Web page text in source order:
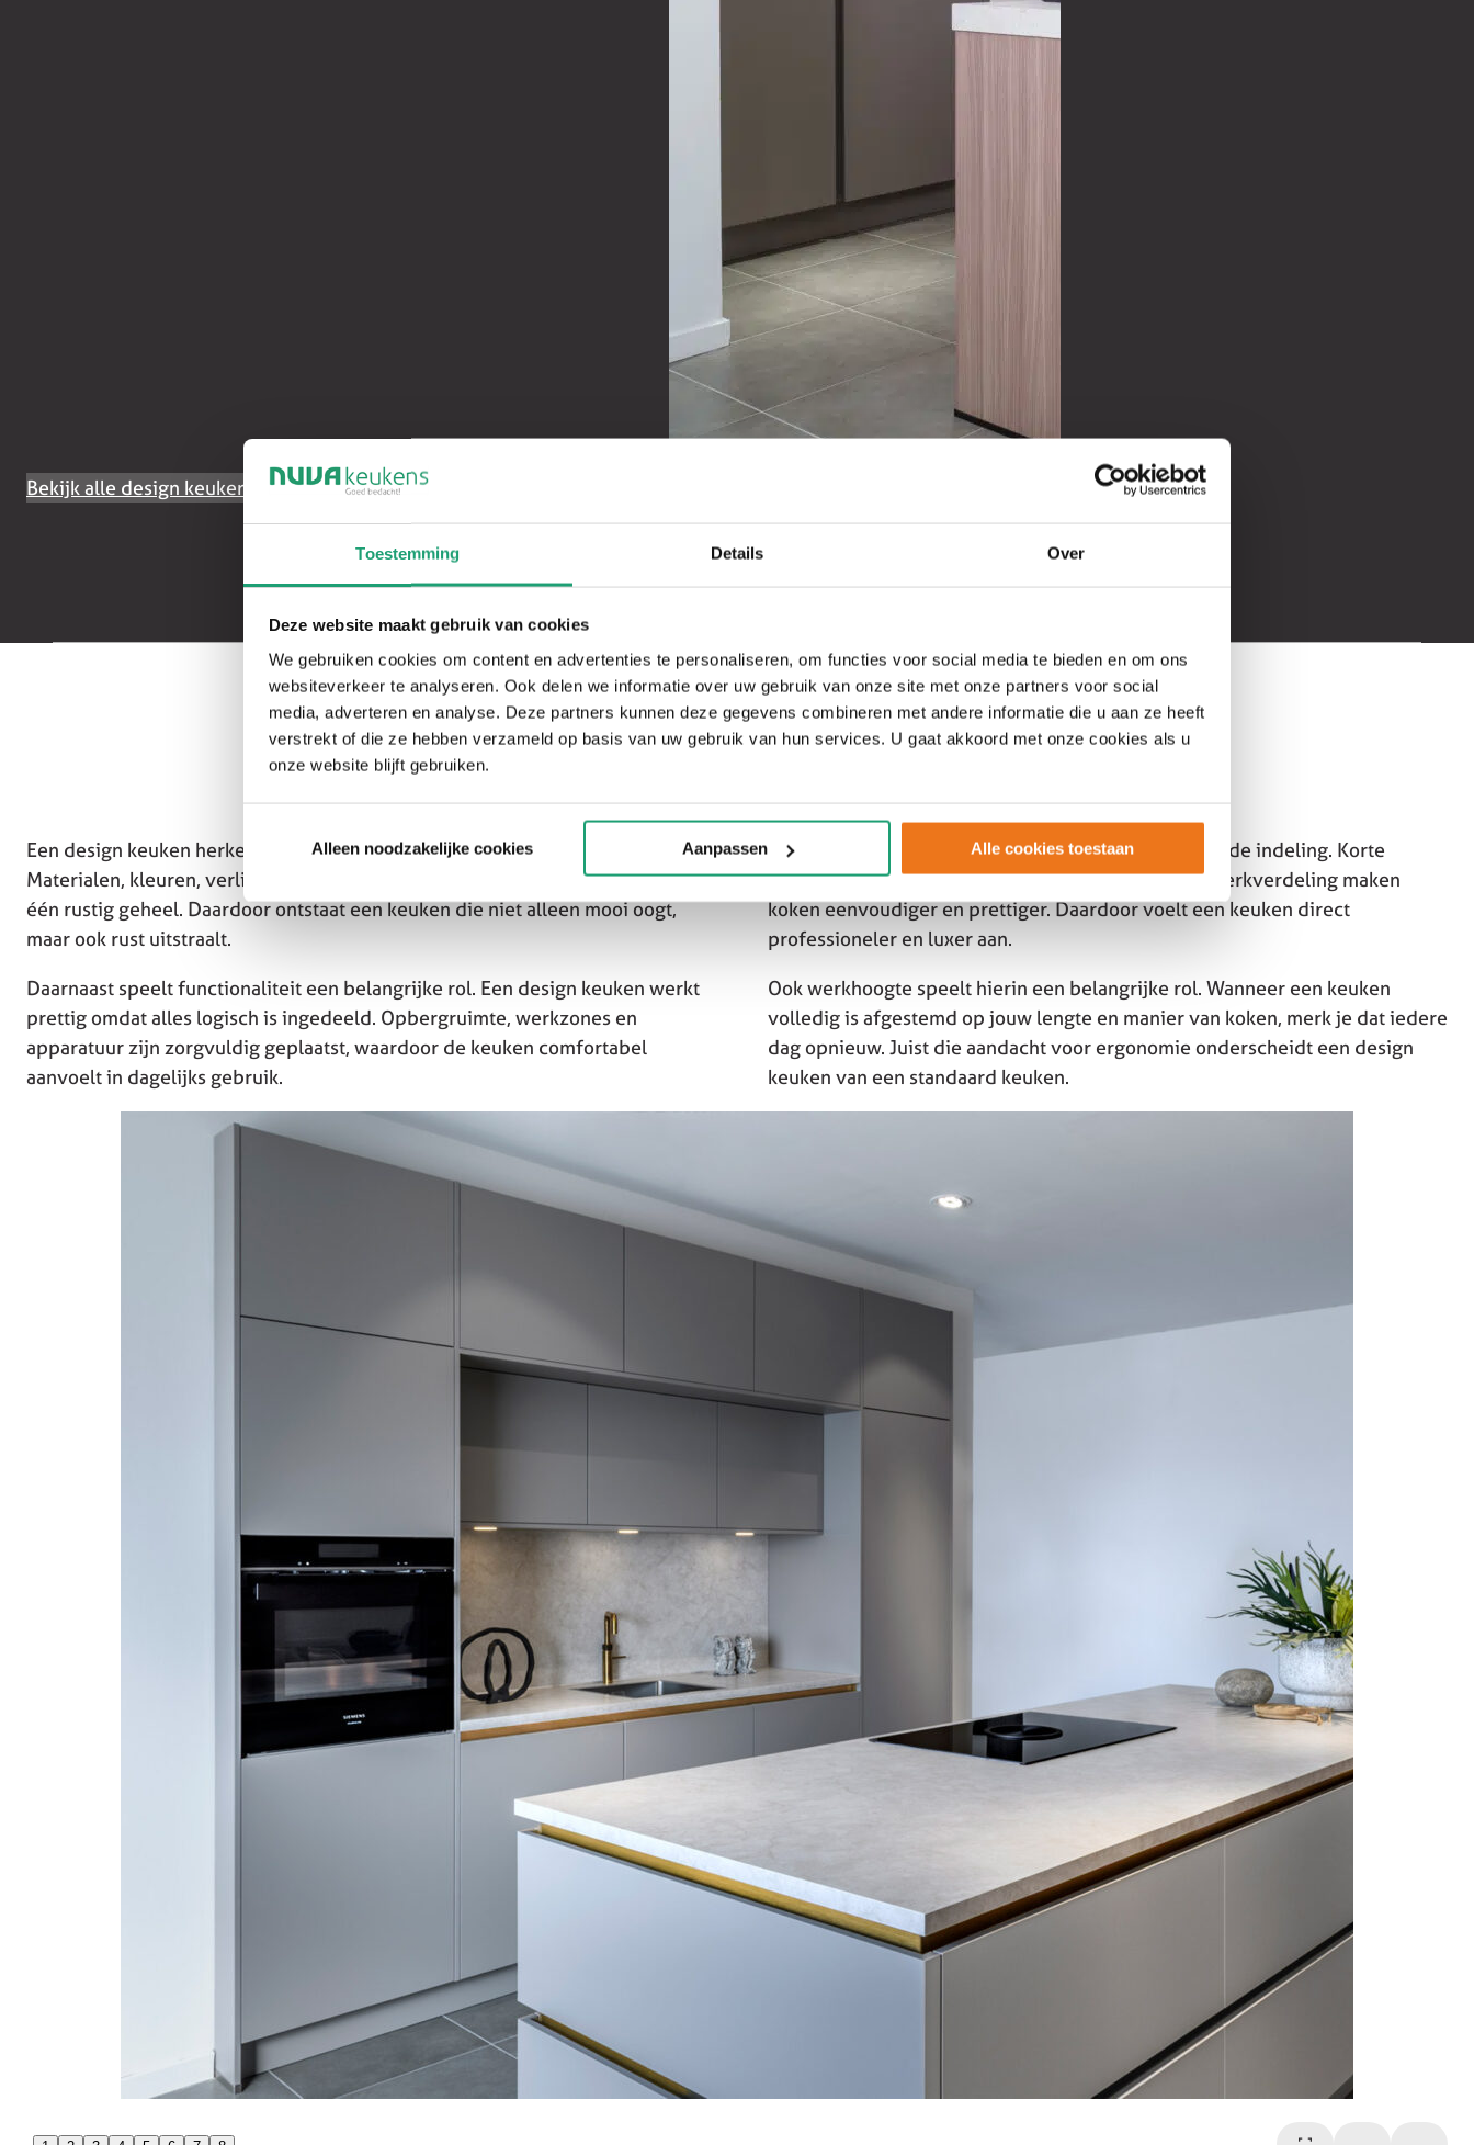
Toestemming Details Over
Deze website maakt gebruik van cookies
We gebruiken cookies om content en advertenties te personaliseren, om functies voor social media te bieden en om ons
websiteverkeer te analyseren. Ook delen we informatie over uw gebruik van onze site met onze partners voor social
media, adverteren en analyse. Deze partners kunnen deze gegevens combineren met andere informatie die u aan ze heeft
verstrekt of die ze hebben verzameld op basis van uw gebruik van hun services. U gaat akkoord met onze cookies als u
onze website blijft gebruiken.
Alleen noodzakelijke cookies Aanpassen Alle cookies toestaan
Bekijk alle design keukens
Een design keuken herken je aan de samenhang tussen alle onderdelen.
Materialen, kleuren, verlichting en apparatuur versterken elkaar en vormen
één rustig geheel. Daardoor ontstaat een keuken die niet alleen mooi oogt,
maar ook rust uitstraalt.
Daarnaast speelt functionaliteit een belangrijke rol. Een design keuken werkt
prettig omdat alles logisch is ingedeeld. Opbergruimte, werkzones en
apparatuur zijn zorgvuldig geplaatst, waardoor de keuken comfortabel
aanvoelt in dagelijks gebruik.
Het echte comfort van een design keuken zit vaak in de indeling. Korte
looproutes, slimme opbergruimte en een logische werkverdeling maken
koken eenvoudiger en prettiger. Daardoor voelt een keuken direct
professioneler en luxer aan.
Ook werkhoogte speelt hierin een belangrijke rol. Wanneer een keuken
volledig is afgestemd op jouw lengte en manier van koken, merk je dat iedere
dag opnieuw. Juist die aandacht voor ergonomie onderscheidt een design
keuken van een standaard keuken.